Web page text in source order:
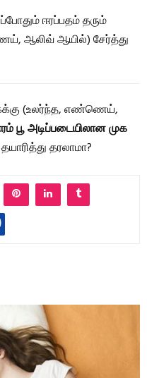
ஈரப்பதம் தரும்
ஆலிவ் ஆயில்) சேர்த்து
(உலர்ந்த, எண்ணெய்,
பூ அடிப்படையிலான முக
தரலாமா?